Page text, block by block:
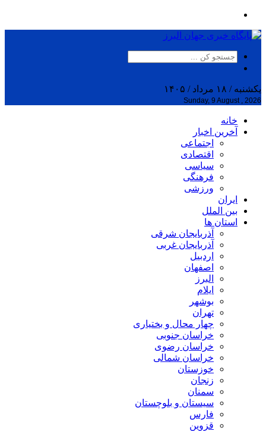
یکشنبه / ۱۸ مرداد / ۱۴۰۵
Sunday, 9 August , 2026
خانه
آخرین اخبار
اجتماعی
اقتصادی
سیاسی
فرهنگی
ورزشی
ایران
بین الملل
استان ها
آذربایجان شرقی
آذربایجان غربی
اردبیل
اصفهان
البرز
ایلام
بوشهر
تهران
چهار محال و بختیاری
خراسان جنوبی
خراسان رضوی
خراسان شمالی
خوزستان
زنجان
سمنان
سیستان و بلوچستان
فارس
قزوین